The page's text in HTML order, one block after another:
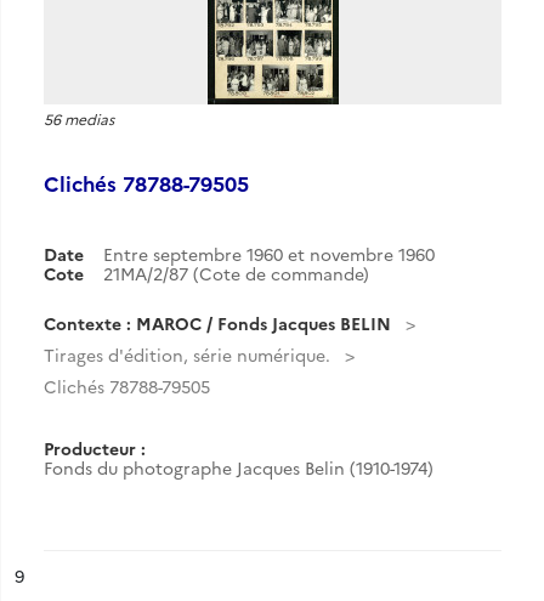
56 medias
Clichés 78788-79505
Date
Entre septembre 1960 et novembre 1960
Cote
21MA/2/87 (Cote de commande)
Contexte : MAROC / Fonds Jacques BELIN
Tirages d'édition, série numérique.
Clichés 78788-79505
Producteur :
Fonds du photographe Jacques Belin (1910-1974)
n°
9